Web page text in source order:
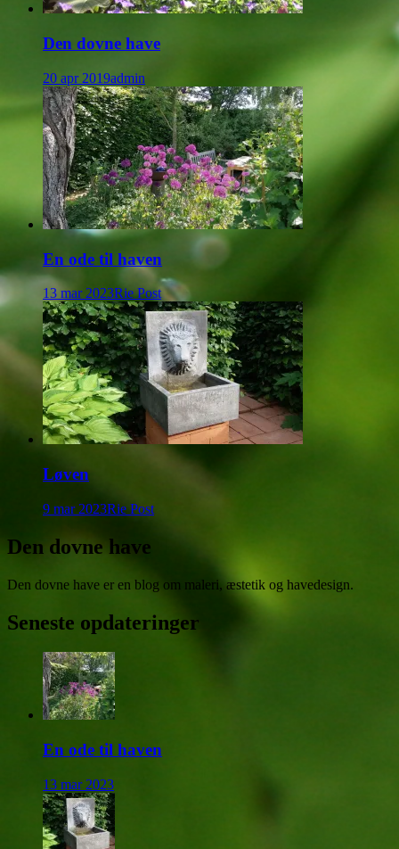
Den dovne have
20 apr 2019admin
En ode til haven
13 mar 2023Rie Post
Løven
9 mar 2023Rie Post
Den dovne have
Den dovne have er en blog om maleri, æstetik og havedesign.
Seneste opdateringer
En ode til haven
13 mar 2023